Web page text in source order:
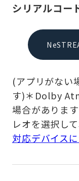
シリアルコー
(アプリがない
す)＊Dolby
場合がありま
レオを選択し
対応デバイス